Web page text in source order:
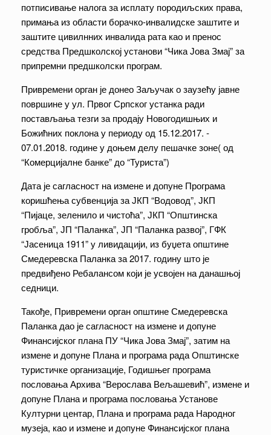
потписивање налога за исплату породиљских права,
примања из области борачко-инвалидске заштите и
заштите цивилнних инвалида рата као и пренос
средства Предшколској установи “Чика Јова Змај” за
припремни предшколски програм.
Привремени орган је донео Заључак о заузећу јавне
површине у ул. Првог Српског устанка ради
постављања тезги за продају Новогодишњих и
Божићних поклона у периоду од 15.12.2017. -
07.01.2018. године у доњем делу пешачке зоне( од
“Комерцијалне банке” до “Туриста”)
Дата је сагласност на измене и допуне Програма
коришћења субвенција за ЈКП “Водовод”, ЈКП
“Пијаце, зеленило и чистоћа”, ЈКП “Општинска
гробља”, ЈП “Паланка”, ЈП “Паланка развој”, ГФК
“Јасеница 1911” у ливидацији, из буџета општине
Смедеревска Паланка за 2017. годину што је
предвиђено Ребалансом који је усвојен на данашњој
седници.
Такође, Привремени орган општине Смедеревска
Паланка дао је сагласност на измене и допуне
Финансијског плана ПУ “Чика Јова Змај”, затим на
измене и допуне Плана и програма рада Општинске
туристичке организације, Годишњег програма
пословања Архива “Верослава Вељашевић”, измене и
допуне Плана и програма пословања Установе
Културни центар, Плана и програма рада Народног
музеја, као и измене и допуне Финансијског плана